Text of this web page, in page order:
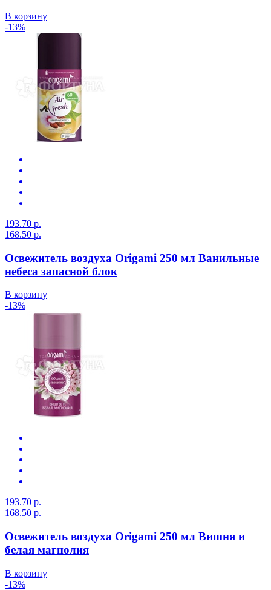
В корзину
-13%
193.70 р.
168.50 р.
Освежитель воздуха Origami 250 мл Ванильные
небеса запасной блок
В корзину
-13%
193.70 р.
168.50 р.
Освежитель воздуха Origami 250 мл Вишня и
белая магнолия
В корзину
-13%